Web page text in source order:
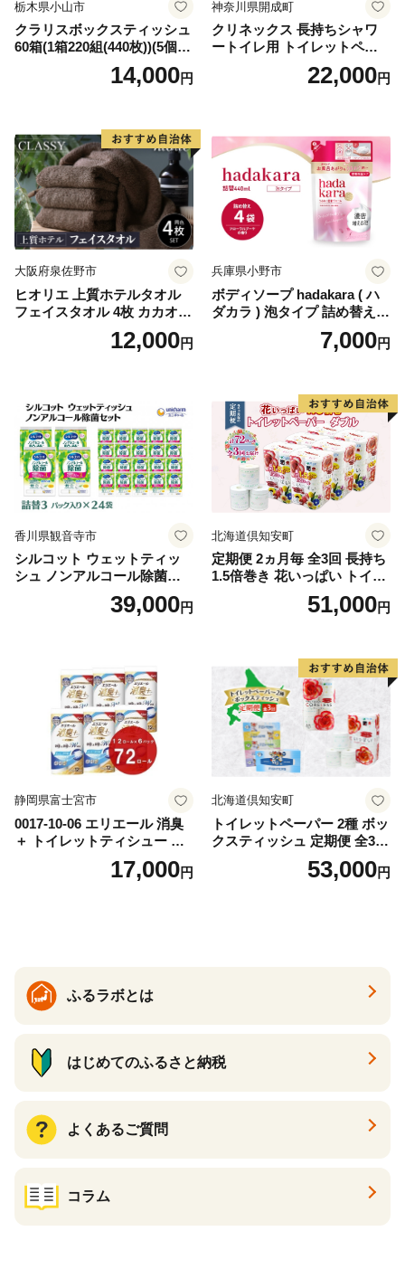
栃木県小山市
クラリスボックスティッシュ
60箱(1箱220組(440枚))(5個入
り×12セット)【1256759】
14,000円
神奈川県開成町
クリネックス 長持ちシャワ
ートイレ用 トイレットペー
パー（ダブル）64ロール(8ロ
ール×8パック) 開成町 トイレ
蓄 防災 エコ 消耗品 生活雑貨
生活用品 無香料 トイレット
ペーパー ダブル といれっと
ぺーぱー トイレ クレシア ト
イレットペーパー [BDBH002
-1]
22,000円
大阪府泉佐野市
ヒオリエ 上質ホテルタオル
フェイスタオル 4枚 カカオ
【タオル 泉州タオル 吸水 普
段使い 無地 シンプル 日用品
12,000円
兵庫県小野市
ボディソープ hadakara ( ハ
ダカラ ) 泡タイプ 詰め替え 4
40ml×4袋 ボディーソープ 泡
ボディソープ 泡 日用品 消耗
泡石鹸 石鹸 兵庫 兵庫県 小野
7,000円
香川県観音寺市
シルコット ウェットティッ
シュ ノンアルコール除菌詰
替（43枚×3P）×24袋 日用品
おもちゃ 拭き取り 手拭き 外
39,000円
北海道倶知安町
定期便 2ヵ月毎 全3回 長持ち
1.5倍巻き 花いっぱい トイレ
ットペーパー ダブル 45ｍ 計
72ロール 全18種 花柄 プリン
ー 消耗品 備蓄 送料無料 北海
道 倶知安町 日用品
51,000円
静岡県富士宮市
0017-10-06 エリエール 消臭
＋ トイレットティシュー し
っかり香るフレッシュクリア
の香り ダブル 12ロール×6パ
17,000円
北海道倶知安町
トイレットペーパー 2種 ボッ
クスティッシュ 定期便 全3
回 日本製 まとめ買い 防災
常備品 日用雑貨 消耗品 生活
53,000円
ふるラボとは
はじめてのふるさと納税
よくあるご質問
コラム